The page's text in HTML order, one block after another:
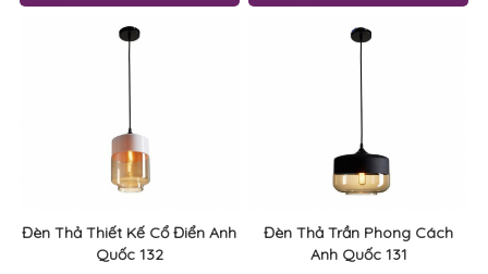
Đèn Thả Thiết Kế Cổ Điển Anh
Quốc 132
Đèn Thả Trần Phong Cách
Anh Quốc 131